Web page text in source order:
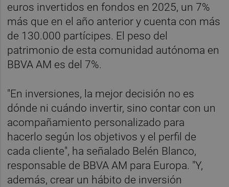
euros invertidos en fondos en 2025, un 7%
más que en el año anterior y cuenta con más
de 130.000 partícipes. El peso del
patrimonio de esta comunidad autónoma en
BBVA AM es del 7%.
"En inversiones, la mejor decisión no es
dónde ni cuándo invertir, sino contar con un
acompañamiento personalizado para
hacerlo según los objetivos y el perfil de
cada cliente", ha señalado Belén Blanco,
responsable de BBVA AM para Europa. "Y,
además, crear un hábito de inversión